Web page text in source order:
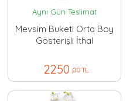
Aynı Gün Teslimat
Mevsim Buketi Orta Boy
Gösterişli İthal
2250 ,00 TL